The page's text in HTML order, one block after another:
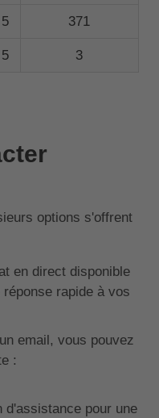
371
3
options s'offrent
en direct disponible
rapide à vos
email, vous pouvez
:
pour une